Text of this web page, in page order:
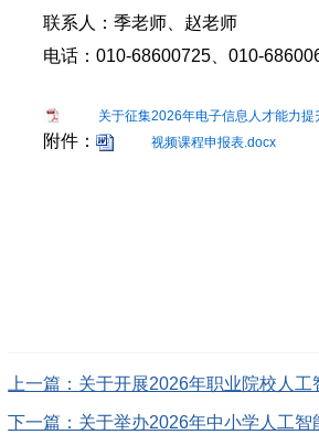
联系人：季老师、赵老师
电话：010-68600725、010-
关于征集2026年电子信息人才能力
附件： 视频课程申报表.docx